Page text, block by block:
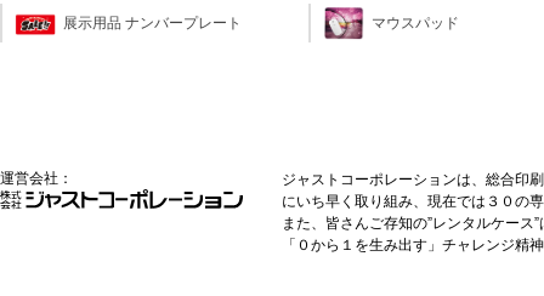
展示用品 ナンバープレート マウスパッド
運営会社：
ジャストコーポレーションは、総合印
にいち早く取り組み、現在では３０の
また、皆さんご存知の”レンタルケー
「０から１を生み出す」チャレンジ精